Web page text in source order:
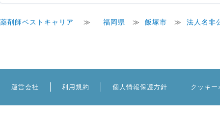
薬剤師ベストキャリア ≫ 福岡県 ≫ 飯塚市 ≫ 法人名非
運営会社 利用規約 個人情報保護方針 クッキー